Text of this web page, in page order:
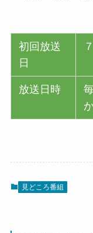
初回放送
日
放送日時
見どころ番組